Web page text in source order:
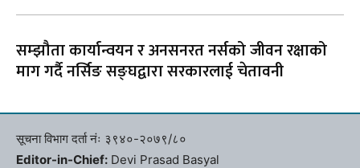
सम्झौता कार्यान्वयन र अनसनरत नर्सको जीवन रक्षाको
माग गर्दै नर्सिङ सङ्घद्वारा सरकारलाई चेतावनी
सूचना विभाग दर्ता नंः ३९४०-२०७९/८०
Editor-in-Chief: Devi Prasad Basyal